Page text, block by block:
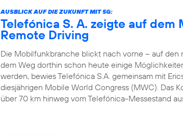
AUSBLICK AUF DIE ZUKUNFT MIT 5G:
Telefónica S. A. zeigte auf dem
Remote Driving
Die Mobilfunkbranche blickt nach vorne – auf den
dem Weg dorthin schon heute einige
werden, bewies Telefónica S.A. gemeinsam mit
diesjährigen Mobile World Congress (MWC). Das
über 70 km hinweg vom Telefónica-Messestand